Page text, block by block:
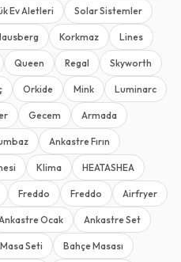
Ev Aletleri Solar Sistemler
Korkmaz Lines
Queen Regal Skyworth
Orkide Mink Luminarc
Gecem Armada
Ankastre Fırın
Klima HEATASHEA
Freddo Freddo Airfryer
Ocak Ankastre Set
Seti Bahçe Masası